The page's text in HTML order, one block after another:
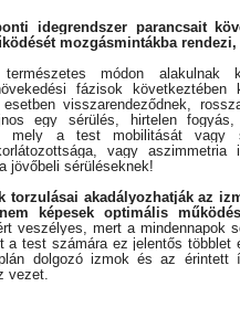
idegrendszer parancsait
mozgásmintákba
természetes módon
fázisok
visszarendeződnek,
egy sérülés, hirtelen
mely a test mobilitását vagy
vagy
jövőbeli sérüléseknek!
torzulásai akadályozhatják az
képesek optimális
veszélyes, mert a
a test számára ez jelentős
dolgozó izmok és az érintett
vezet.